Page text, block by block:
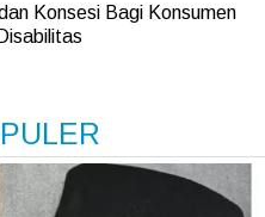
Konsesi Bagi Konsumen